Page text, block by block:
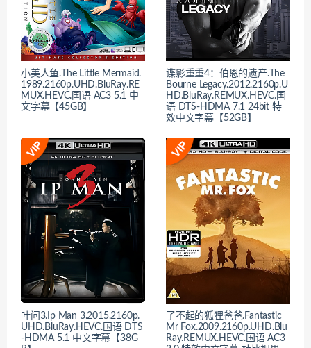
小美人鱼.The Little Mermaid.
1989.2160p.UHD.BluRay.RE
MUX.HEVC.国语 AC3 5.1 中
文字幕【45GB】
谍影重重4：伯恩的遗产.The
Bourne Legacy.2012.2160p.U
HD.BluRay.REMUX.HEVC.国
语 DTS-HDMA 7.1 24bit 特
效中文字幕【52GB】
叶问3.Ip Man 3.2015.2160p.
UHD.BluRay.HEVC.国语 DTS
-HDMA 5.1 中文字幕【38G
了不起的狐狸爸爸.Fantastic
Mr Fox.2009.2160p.UHD.Blu
Ray.REMUX.HEVC.国语 AC3